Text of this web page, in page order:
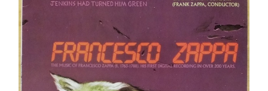
Ajouter au panier Détails